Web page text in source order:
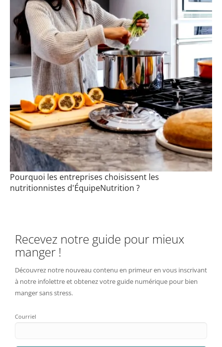
Pourquoi les entreprises choisissent les
nutritionnistes d'ÉquipeNutrition ?
Recevez notre guide pour mieux
manger !
Découvrez notre nouveau contenu en primeur en vous inscrivant
à notre infolettre et obtenez votre guide numérique pour bien
manger sans stress.
Courriel